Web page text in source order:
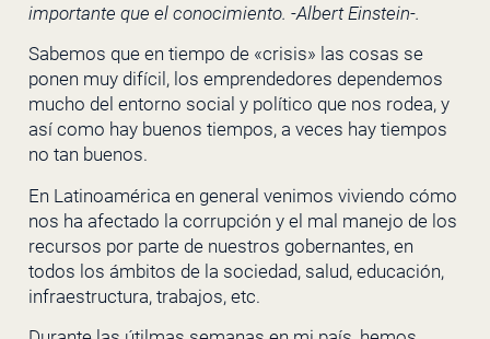
importante que el conocimiento. -Albert Einstein-.
Sabemos que en tiempo de «crisis» las cosas se
ponen muy difícil, los emprendedores dependemos
mucho del entorno social y político que nos rodea, y
así como hay buenos tiempos, a veces hay tiempos
no tan buenos.
En Latinoamérica en general venimos viviendo cómo
nos ha afectado la corrupción y el mal manejo de los
recursos por parte de nuestros gobernantes, en
todos los ámbitos de la sociedad, salud, educación,
infraestructura, trabajos, etc.